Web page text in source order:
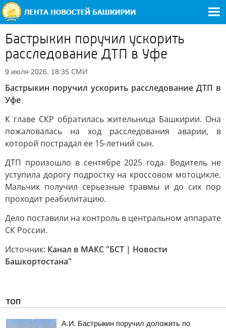
Бастрыкин поручил ускорить
расследование ДТП в Уфе
9 июля 2026, 18:35 СМИ
Бастрыкин поручил ускорить расследование ДТП в
Уфе
К главе СКР обратилась жительница Башкирии. Она
пожаловалась на ход расследования аварии, в
которой пострадал ее 15-летний сын.
ДТП произошло в сентябре 2025 года. Водитель не
уступила дорогу подростку на кроссовом мотоцикле.
Мальчик получил серьезные травмы и до сих пор
проходит реабилитацию.
Дело поставили на контроль в центральном аппарате
СК России.
Источник: Канал в МАКС "БСТ | Новости
Башкортостана"
ТОП
А.И. Бастрыкин поручил доложить по